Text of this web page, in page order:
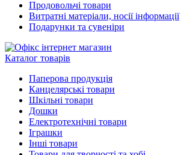
Продовольчі товари
Витратні матеріали, носії інформації
Подарунки та сувеніри
Каталог товарів
Паперова продукція
Канцелярські товари
Шкільні товари
Дошки
Електротехнічні товари
Іграшки
Інші товари